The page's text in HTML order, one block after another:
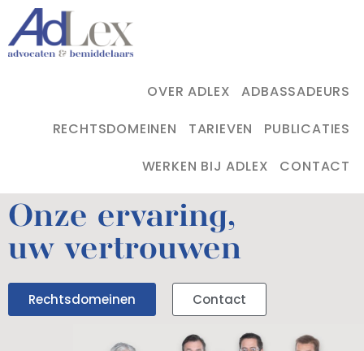
OVER ADLEX
ADBASSADEURS
RECHTSDOMEINEN
TARIEVEN
PUBLICATIES
WERKEN BIJ ADLEX
CONTACT
Onze ervaring,
uw vertrouwen
Rechtsdomeinen Contact